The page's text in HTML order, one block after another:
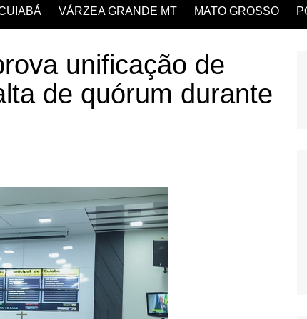
VÁRZEA GRANDE MT MATO GROSSO
unificação de
de quórum durante